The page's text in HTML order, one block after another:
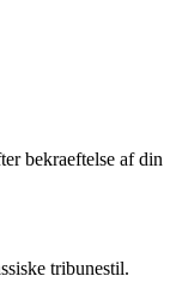
bekraeftelse af din
tribunestil.